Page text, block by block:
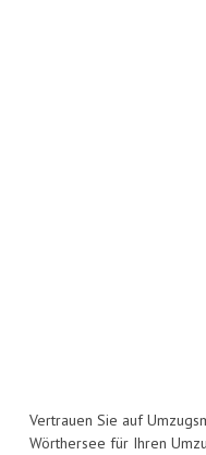
Vertrauen Sie auf
Wörthersee für Ihren